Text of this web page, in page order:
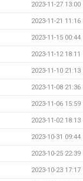
2023-11-27 13:00
2023-11-21 11:16
2023-11-15 00:44
2023-11-12 18:11
2023-11-10 21:13
2023-11-08 21:36
2023-11-06 15:59
2023-11-02 18:13
2023-10-31 09:44
2023-10-25 22:39
2023-10-23 17:17